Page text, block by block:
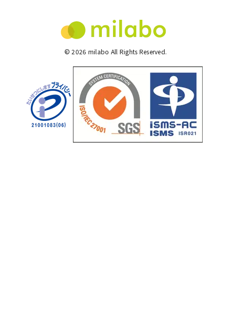
©2026 milabo All Rights Reserved.